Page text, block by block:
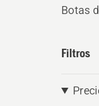
Botas
Filtros